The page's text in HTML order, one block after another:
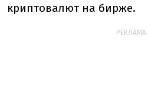
криптовалют на бирже.
РЕКЛАМА: